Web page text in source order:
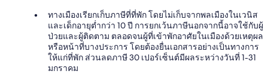
ทางเมืองเรียกเก็บภาษีที่ที่พัก โดยไม่เก็บจากพลเมืองในเวนิส
และเด็กอายุต่ำกว่า 10 ปี การยกเว้นภาษีนอกจากนี้อาจใช้กับผู้
ป่วยและผู้ติดตาม ตลอดจนผู้ที่เข้าพักอาศัยในเมืองด้วยเหตุผล
หรือหน้าที่บางประการ โดยต้องยื่นเอกสารอย่างเป็นทางการ
ให้แก่ที่พัก ส่วนลดภาษี 30 เปอร์เซ็นต์มีผลระหว่างวันที่ 1-31
มกราคม